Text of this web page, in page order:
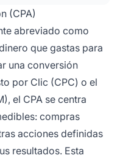
siendo
esfuerzos de
(CPA)
abreviado como
que gastas para
una conversión
por Clic (CPC) o el
el CPA se centra
compras
acciones definidas
resultados. Esta